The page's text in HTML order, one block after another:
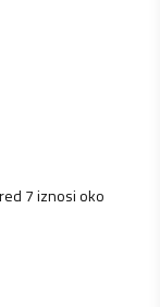
7 iznosi oko